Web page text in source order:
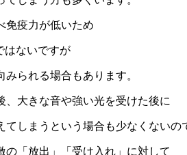
免疫力が低いため
はないですが
られる場合もあります。
、大きな音や強い光を受けた後に
てしまうという場合も少なくないの
の「放出」「受け入れ」に対して